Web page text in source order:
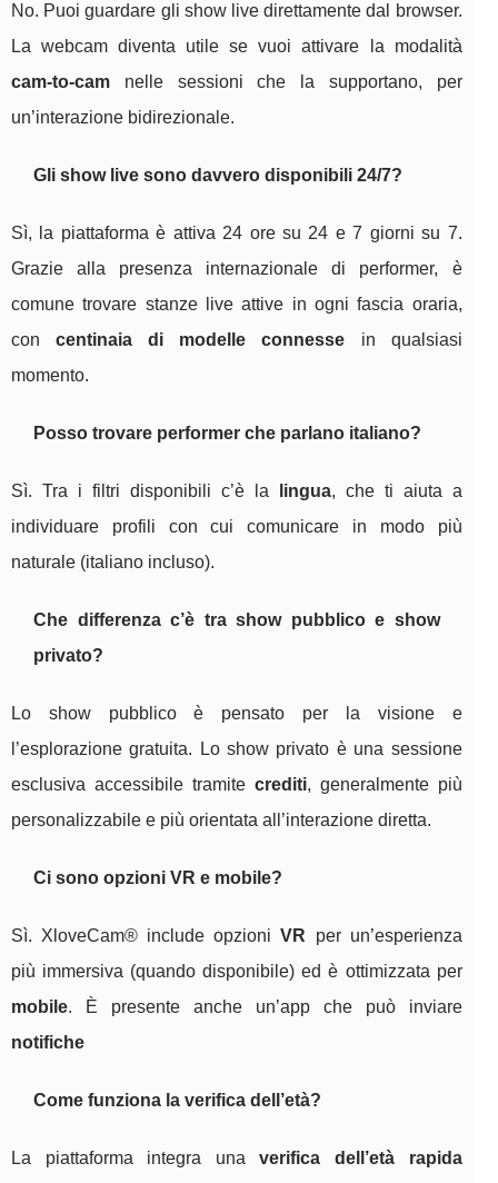
No. Puoi guardare gli show live direttamente dal browser.
La webcam diventa utile se vuoi attivare la modalità
cam-to-cam nelle sessioni che la supportano, per
un’interazione bidirezionale.
Gli show live sono davvero disponibili 24/7?
Sì, la piattaforma è attiva 24 ore su 24 e 7 giorni su 7.
Grazie alla presenza internazionale di performer, è
comune trovare stanze live attive in ogni fascia oraria,
concentinaia di modelle connesse in qualsiasi
momento.
Posso trovare performer che parlano italiano?
Sì. Tra i filtri disponibili c’è la lingua, che ti aiuta a
individuare profili con cui comunicare in modo più
naturale (italiano incluso).
Che differenza c’è tra show pubblico e show
privato?
Lo show pubblico è pensato per la visione e
l’esplorazione gratuita. Lo show privato è una sessione
esclusiva accessibile tramite crediti, generalmente più
personalizzabile e più orientata all’interazione diretta.
Ci sono opzioni VR e mobile?
Sì. XloveCam® include opzioniVR per un’esperienza
più immersiva (quando disponibile) ed è ottimizzata per
mobile. È presente anche un’app che può inviare
notifiche
Come funziona la verifica dell’età?
La piattaforma integra unaverifica dell’età rapida